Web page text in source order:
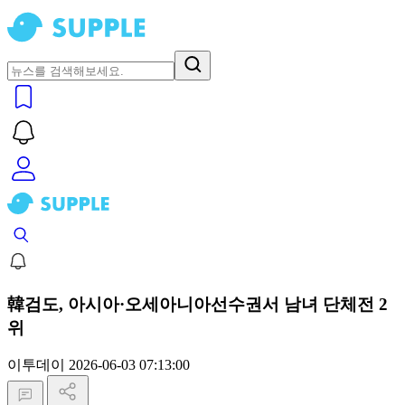
韓검도, 아시아·오세아니아선수권서 남녀 단체전 2
위
이투데이 2026-06-03 07:13:00